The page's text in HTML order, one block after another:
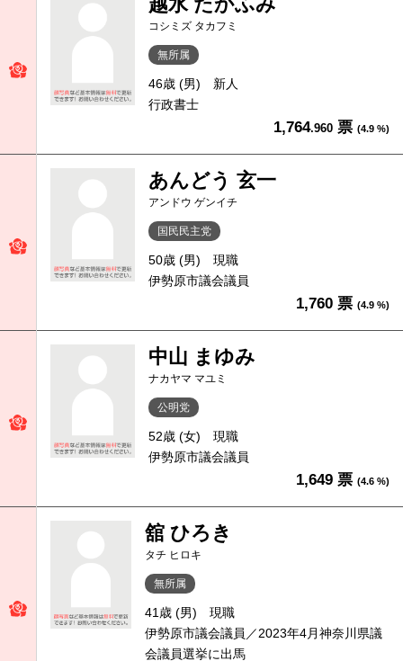
コシミズ タカフミ
無所属
46歳 (男)
新人
行政書士
1,764.960 票 (4.9 %)
あんどう 玄一
アンドウ ゲンイチ
国民民主党
50歳 (男)
現職
伊勢原市議会議員
1,760 票 (4.9 %)
中山 まゆみ
ナカヤマ マユミ
公明党
52歳 (女)
現職
伊勢原市議会議員
1,649 票 (4.6 %)
舘 ひろき
タチ ヒロキ
無所属
41歳 (男)
現職
伊勢原市議会議員／2023年4月神奈川県議
会議員選挙に出馬